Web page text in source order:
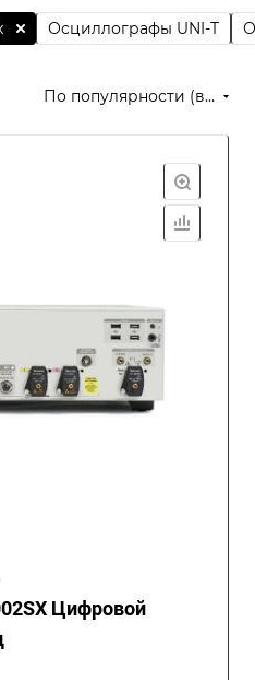
Осциллографы UNI-T
По популярности (возрастание)
Цифровой